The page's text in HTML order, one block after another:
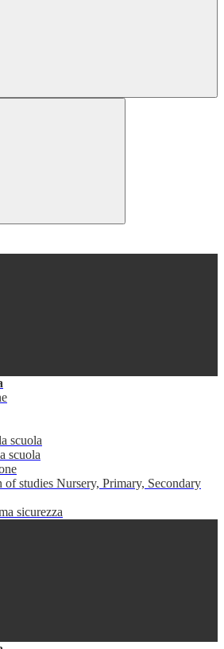
scuola
scuola
of studies Nursery, Primary, Secondary
sicurezza